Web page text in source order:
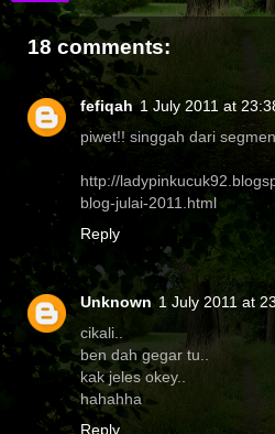
18 comments:
fefiqah 1 July 2011 at
piwet!! singgah dari
http://
blog-julai-2011.html
Reply
Unknown 1 July 2011 at
cikali..
ben dah gegar tu..
kak jeles okey..
hahahha
Reply